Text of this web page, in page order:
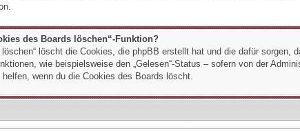
des Boards löschen“-Funktion?
löscht die Cookies, die phpBB erstellt hat und die dafür sorgen,
wie beispielsweise den „Gelesen“-Status – sofern von der
wenn du die Cookies des Boards löscht.